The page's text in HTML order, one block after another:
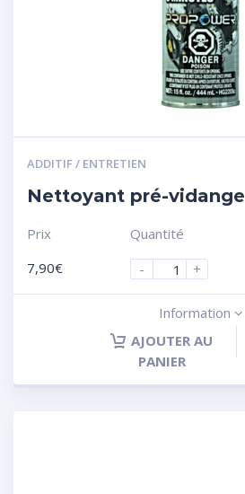
ADDITIF / ENTRETIEN
Nettoyant pré-vidange
Prix
7,90€
Quantité
-
+
Information
AJOUTER AU
PANIER